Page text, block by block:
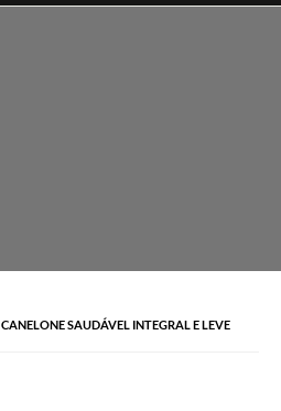
CANELONE SAUDÁVEL INTEGRAL E LEVE